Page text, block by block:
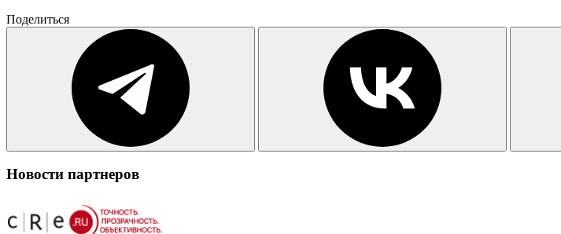
Поделиться
Новости партнеров